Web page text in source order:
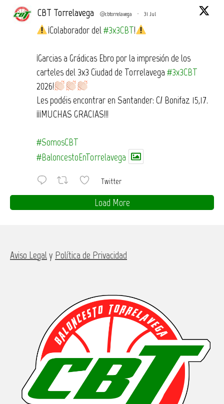
CBT Torrelavega @cbtorrelavega · 31 Jul
¡Colaborador del #3x3CBT!
¡Garcias a Grádicas Ebro por la impresión de los
carteles del 3x3 Ciudad de Torrelavega #3x3CBT
2026!
Les podéis encontrar en Santander: C/ Bonifaz 15,17.
¡¡¡MUCHAS GRACIAS!!!
#SomosCBT
#BaloncestoEnTorrelavega
Twitter
Load More
Aviso Legal y Política de Privacidad